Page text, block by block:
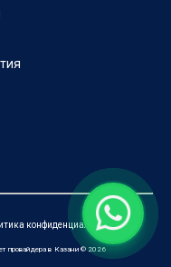
конфиденциальности
провайдера в Казани © 2026